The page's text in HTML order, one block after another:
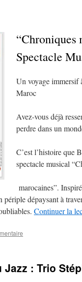
“Chroniques
Spectacle
Un voyage immersif
Maroc
Avez-vous déjà
perdre dans un
C’est l’histoire que
spectacle musical
marocaines”.
dépaysant à
Continuer la
: Trio